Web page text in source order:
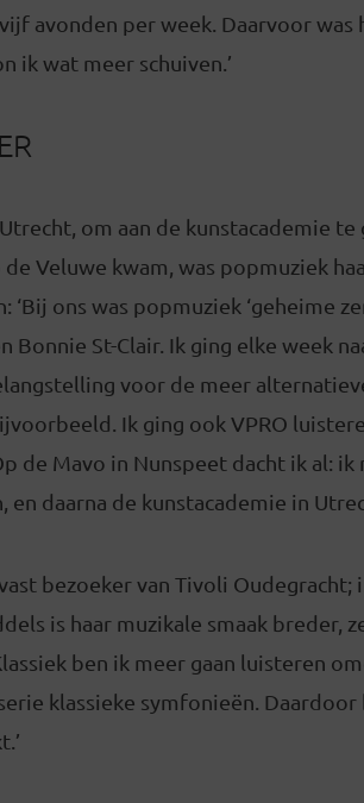
avonden per week. Daarvoor was
ik wat meer schuiven.’
om aan de kunstacademie
Veluwe kwam, was popmuziek
‘Bij ons was popmuziek ‘geheime
Bonnie St-Clair. Ik ging elke week
voor de meer
Ik ging ook VPRO
de Mavo in Nunspeet dacht ik al:
en daarna de kunstacademie in
bezoeker van Tivoli
is haar muzikale smaak breder,
ben ik meer gaan luisteren
klassieke symfonieën.